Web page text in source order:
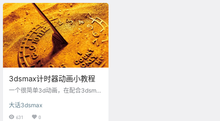
理。处理效果如下图 从这个图片看
出，方块之间拼接不能构成完整的
图形，但是做y轴方向翻转180°之后
就刚好还原图形了。 模型完成后，
上层方块…
3dsmax计时器动画小教程
一个很简单3d动画，在配合3dsmax
会的。 先看效果 [intense_image im
ageurl="http://image16-c.poco.c
大话3dsmax
631 0